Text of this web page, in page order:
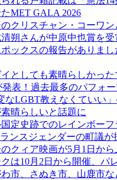
MET GALA 2026
クリスチャン・コーワン
朔さんが中原中也賞を受
ックスの報告がありまし
イとしても素晴らしかっ
発表！過去最多のパフォ
なLGBT教えなくていい
晴らしいと話題に
定史跡でのレインボー
ンスジェンダーの町議が
クィア映画が5月1日から
は10月2日から開催、パ
市、さぬき市、山鹿市